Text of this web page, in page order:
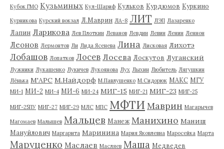
Кубок ГМО Кузьминых Кул-Шариф Кульков Курдюмов Куркино
Курникова Курский вокзал Л.Маврин ЛА-8 ЛИТ ЛЭП Лазаренко
Лапин Ларикова Лев Плоткин Леванов Левдин Левин Ленин Леннон
Леонов Лермонтов Ли Лида Ясенева Лина Лисковая Лихотэ
Лобашов Лопатков Лосев Лосева Лоскутов Луганский
Лужники Лукашенко Лукичев Лукоянова Лух Лыхин Любитель Лягушкин
Лёнька М'АРС М.Найдорф М.Павлушенко М.Сидорюк МАКС МГУ
МИ-1 МИ-2 МИ-4 МИ-6 МИ-24 МИГ-15 МИГ-21 МИГ-23 МИГ-25
МИГ-25ПУ МИГ-27 МИГ-29 МЛС МПС МФТИ Маврин Магарычев
Магомаев Малышев Мальцев Манеж Манихино Маниш
Мануйлович Маргарита Маринина Мария Яковлевна Маросейка Марта
Маруценко Маслаев Масляев Маша Медведев